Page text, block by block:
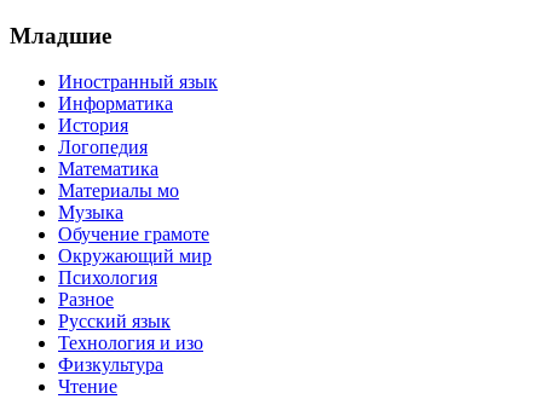
Младшие
Иностранный язык
Информатика
История
Логопедия
Математика
Материалы мо
Музыка
Обучение грамоте
Окружающий мир
Психология
Разное
Русский язык
Технология и изо
Физкультура
Чтение